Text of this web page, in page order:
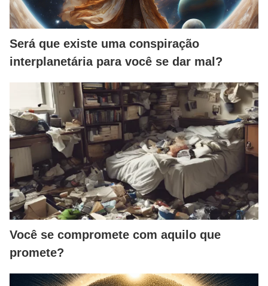
Será que existe uma conspiração
interplanetária para você se dar mal?
Você se compromete com aquilo que
promete?